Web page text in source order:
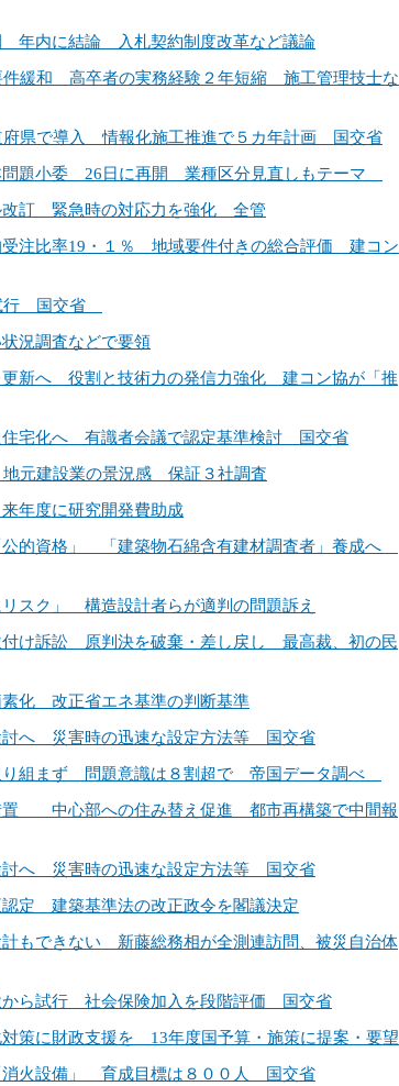
年内に結論 入札契約制度改革など議論
件緩和 高卒者の実務経験２年短縮 施工管理技士な
府県で導入 情報化施工推進で５カ年計画 国交省
問題小委 26日に再開 業種区分見直しもテーマ
改訂 緊急時の対応力を強化 全管
受注比率19・１％ 地域要件付きの総合評価 建コン
行 国交省
況調査などで要領
更新へ 役割と技術力の発信力強化 建コン協が「推
住宅化へ 有識者会議で認定基準検討 国交省
元建設業の景況感 保証３社調査
年度に研究開発費助成
公的資格」 「建築物石綿含有建材調査者」養成へ
スク」 構造設計者らが適判の問題訴え
付け訴訟 原判決を破棄・差し戻し 最高裁、初の民
素化 改正省エネ基準の判断基準
討へ 災害時の迅速な設定方法等 国交省
り組まず 問題意識は８割超で 帝国データ調べ
置 中心部への住み替え促進 都市再構築で中間報
討へ 災害時の迅速な設定方法等 国交省
認定 建築基準法の改正政令を閣議決定
計もできない 新藤総務相が全測連訪問、被災自治体
から試行 社会保険加入を段階評価 国交省
策に財政支援を 13年度国予算・施策に提案・要望
消火設備」 育成目標は８００人 国交省